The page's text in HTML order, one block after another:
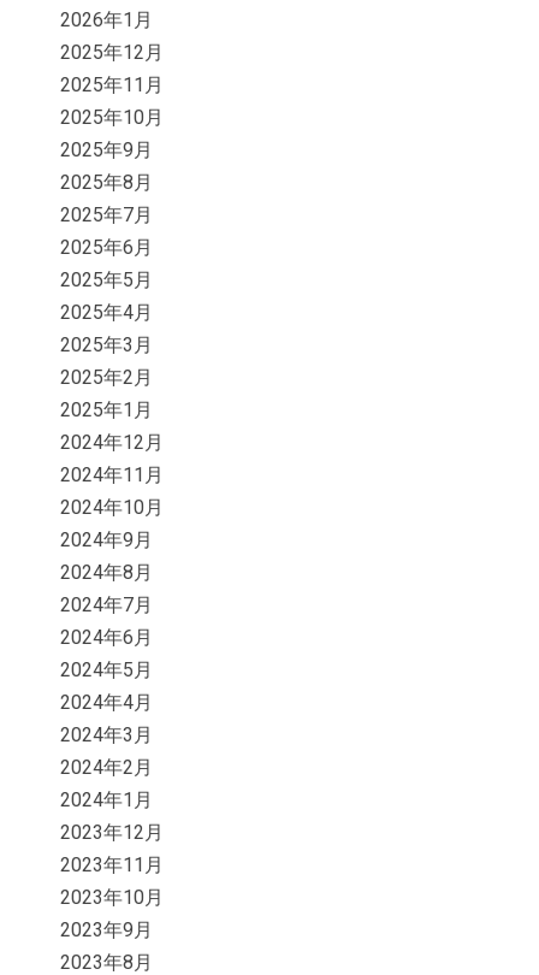
2026年1月
2025年12月
2025年11月
2025年10月
2025年9月
2025年8月
2025年7月
2025年6月
2025年5月
2025年4月
2025年3月
2025年2月
2025年1月
2024年12月
2024年11月
2024年10月
2024年9月
2024年8月
2024年7月
2024年6月
2024年5月
2024年4月
2024年3月
2024年2月
2024年1月
2023年12月
2023年11月
2023年10月
2023年9月
2023年8月